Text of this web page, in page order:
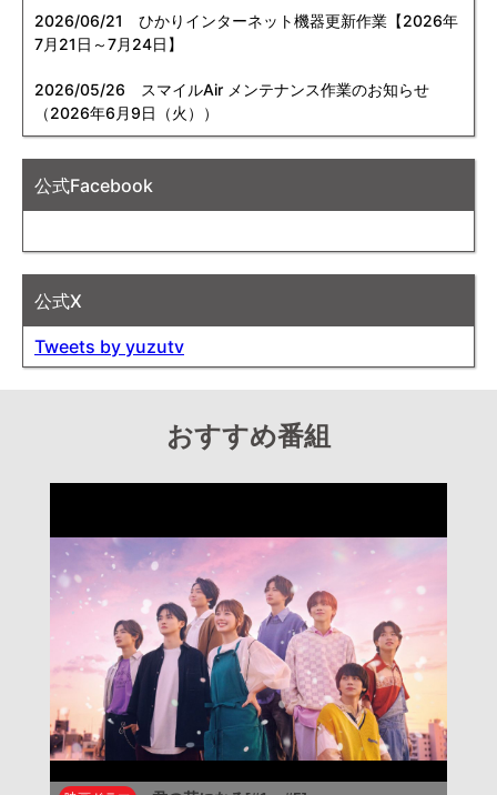
2026/06/21
ひかりインターネット機器更新作業【2026年
7月21日～7月24日】
2026/05/26 スマイルAir メンテナンス作業のお知らせ
（2026年6月9日（火））
公式Facebook
公式X
Tweets by yuzutv
おすすめ番組